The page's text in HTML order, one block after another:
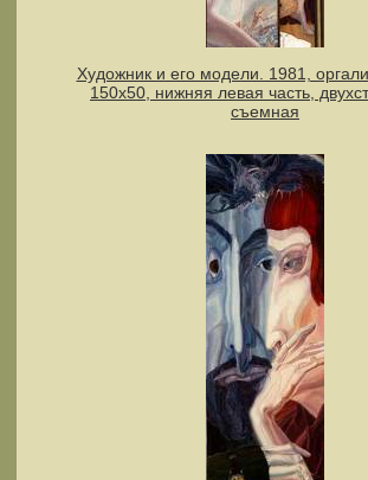
Художник и его модели. 1981,
150х50, нижняя левая часть,
съемная